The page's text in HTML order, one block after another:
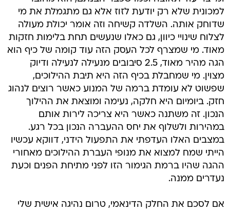
למכונית שלא רק יודעת לזוז אלא גם מתגמלת את מי
שדוחק אותה. השלדה קשיחה וזה אומר יכולת מעולה
לצלוח שינויי כיוון, גם כאלו שנעשים תחת בלימות חזקות
מאוד. מי שמצרף לכל העסק הזה עוד קומה של כיף הוא
הגה מהיר מאוד, 2.5 סיבובים מנעילה לנעילה ודיוק
מצוין. מי שמחבלת בכיף הזה היא תיבת ההילוכים,
שפשוט לא עומדת ברמה של המנוע כאשר רוצים לנהוג
חזק. ביומיום היא חלקה, נעימה ומוצאת את ההילוך
הנכון. זה משתנה כאשר היא צריכה לירות אותם
במהירות ולשלוף את יחס ההעברה הנכון בכל רגע.
במצבים האלו העדפתי את התפעול הידני, דווקא עכשיו
הייתי שמח למצוא את מנופי העברת ההילוכים מאחורי
ההגה שהיו ברמת הגימור הזו לפני מתיחת הפנים וכעת
נעדרים ממנה.
אם לסכם את החלק הדינאמי, טרום נהיגה אישית שלי